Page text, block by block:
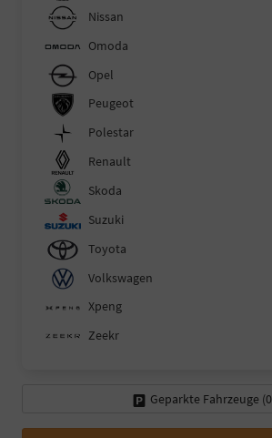
Nissan
Omoda
Opel
Peugeot
Polestar
Renault
Skoda
Suzuki
Toyota
Volkswagen
Xpeng
Zeekr
Geparkte Fahrzeuge (0